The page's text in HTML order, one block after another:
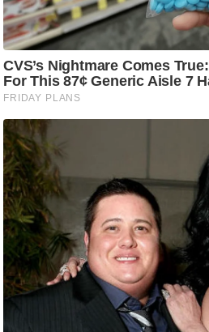
ष
ण
स
म
सा
म
यि
क
मा
तृ
भू
मि
स्तं
भ